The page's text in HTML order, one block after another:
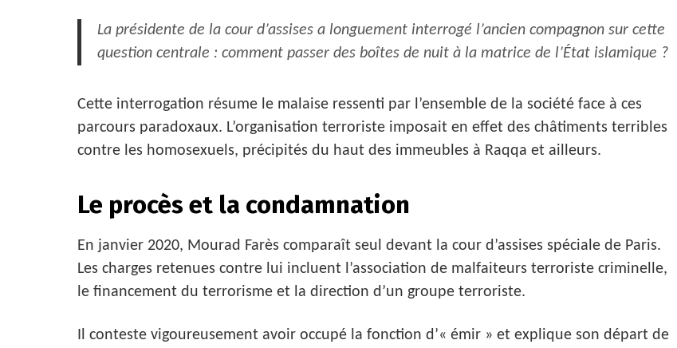
La présidente de la cour d’assises a longuement interrogé l’ancien compagnon sur cette
question centrale : comment passer des boîtes de nuit à la matrice de l’État islamique ?
Cette interrogation résume le malaise ressenti par l’ensemble de la société face à ces
parcours paradoxaux. L’organisation terroriste imposait en effet des châtiments terribles
contre les homosexuels, précipités du haut des immeubles à Raqqa et ailleurs.
Le procès et la condamnation
En janvier 2020, Mourad Farès comparaît seul devant la cour d’assises spéciale de Paris.
Les charges retenues contre lui incluent l’association de malfaiteurs terroriste criminelle,
le financement du terrorisme et la direction d’un groupe terroriste.
Il conteste vigoureusement avoir occupé la fonction d’« émir » et explique son départ de